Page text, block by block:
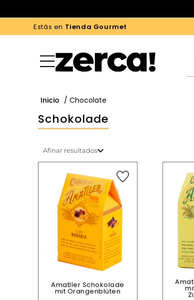
Estás en Tienda Gourmet
Inicio / Chocolate
Schokolade
Afinar resultados
Amatller Schokolade
mit Orangenblüten